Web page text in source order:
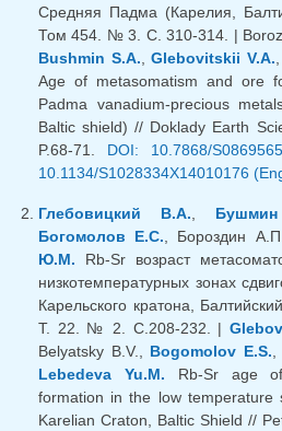
Средняя Падма (Карелия,
Том 454. № 3. С. 310-314. |
Bushmin S.A.,Glebovitskii V.A.
Age of metasomatism and ore
Padma vanadium-precious
Baltic shield) // Doklady Earth
P.68-71. DOI: 10.7868/
10.1134/S1028334X14010176
Глебовицкий В.А.,
Богомолов Е.С., Бороздин
Ю.М. Rb-Sr возраст
низкотемпературных зонах
Карельского кратона,
Т. 22. № 2. С.208-232. |
Belyatsky B.V., Bogomolov E.S.,
Lebedeva Yu.M. Rb-Sr age
formation in the low
Karelian Craton, Baltic Shield //